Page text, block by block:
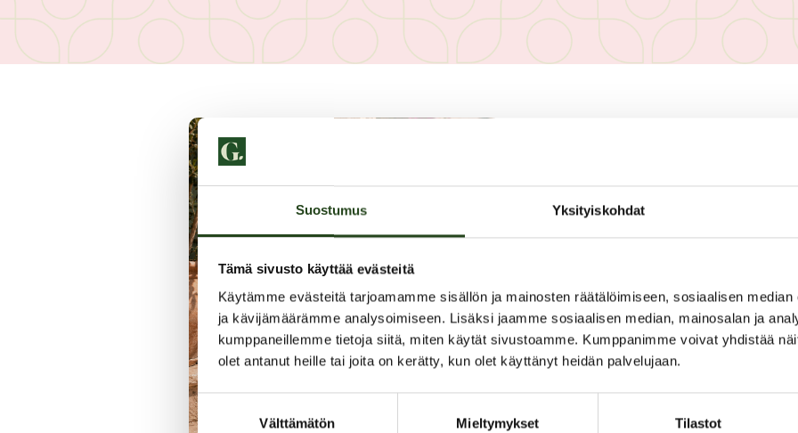
Suostumus Yksityiskohdat
Tämä sivusto käyttää evästeitä
Käytämme evästeitä tarjoamamme sisällön ja mainosten räätälöimiseen, sosiaalisen
ja kävijämäärämme analysoimiseen. Lisäksi jaamme sosiaalisen median, mainosalan ja
kumppaneillemme tietoja siitä, miten käytät sivustoamme. Kumppanimme voivat yhdistää
olet antanut heille tai joita on kerätty, kun olet käyttänyt heidän palvelujaan.
Suostumuksen
valinta
Välttämätön Mieltymykset Tilastot
Kaikki paidat, hameet
Tarjous myymälässä ja
Löydä kesän kauneimmat kuosit,